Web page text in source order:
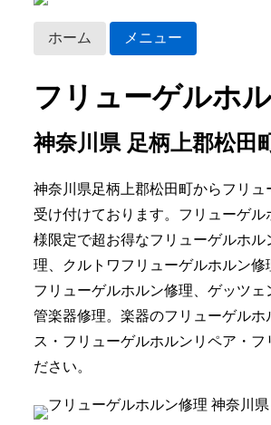
ホーム メニュー
フリューゲルホ
神奈川県 足柄上郡松田
神奈川県足柄上郡松田町からフリ
受け付けております。フリューゲ
様限定で超お得なフリューゲルホ
理、クルトワフリューゲルホルン
フリューゲルホルン修理、ゲッツ
管楽器修理。楽器のフリューゲル
ス・フリューゲルホルンリペア・
ださい。